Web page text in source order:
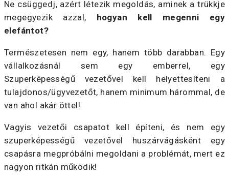
Ne csüggedj, azért létezik megoldás, aminek a trükkje
megegyezik azzal, hogyan kell megenni egy
elefántot?
Természetesen nem egy, hanem több darabban. Egy
vállalkozásnál sem egy emberrel, egy
Szuperképességű vezetővel kell helyettesíteni a
tulajdonos/ügyvezetőt, hanem minimum hárommal, de
van ahol akár öttel!
Vagyis vezetői csapatot kell építeni, és nem egy
szuperképességű vezetővel huszárvágásként egy
csapásra megpróbálni megoldani a problémát, mert ez
nagyon ritkán működik!